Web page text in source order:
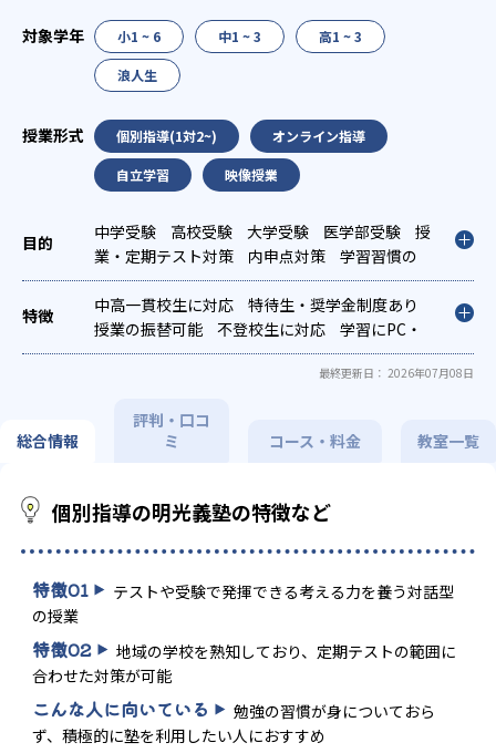
小1 ~ 6 中1 ~ 3 高1 ~ 3
浪人生
個別指導(1対2~) オンライン指導
自立学習 映像授業
中学受験 高校受験 大学受験 医学部受験
授
業・定期テスト対策
内申点対策
学習習慣の
定着
総合型選抜(旧AO)対策
推薦入試対策
学校別特化対策
国公立大対策 私大対策
共通
テスト対策
英検(英語検定)対策
漢検(漢字検
定)対策
数学特化対策
英語・英会話特化対
中高一貫校生に対応
特待生・奨学金制度あり
授業の振替可能
不登校生に対応
学習にPC・
タブレットを利用
オンライン対応
1科目から
季節講習のみの受講可
発達障害の
最終更新日： 2026年07月08日
総合情報
評判・口コ
ミ
コース・料金 教室一覧
個別指導の明光義塾の特徴など
特徴01
テストや受験で発揮できる考える力を養う対話型
の授業
特徴02
地域の学校を熟知しており、定期テストの範囲に
合わせた対策が可能
こんな人に向いている
勉強の習慣が身についておら
ず、積極的に塾を利用したい人におすすめ